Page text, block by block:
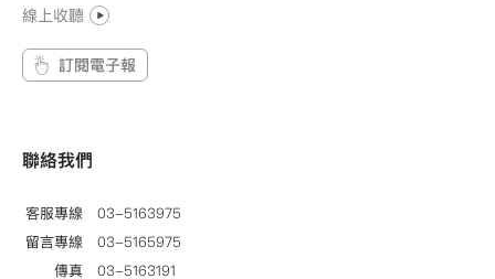
線上收聽
訂閱電子報
聯絡我們
客服專線
03-5163975
留言專線
03-5165975
傳真
03-5163191